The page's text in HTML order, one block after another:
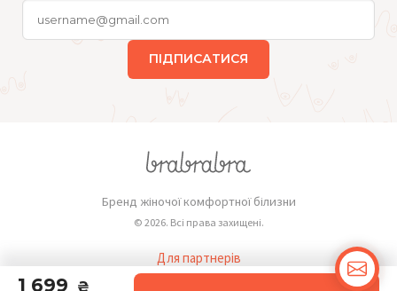
1 699 ₴
ПІДПИСАТИСЯ
Бренд жіночої комфортної білизни
© 2026. Всі права захищені.
Для партнерів